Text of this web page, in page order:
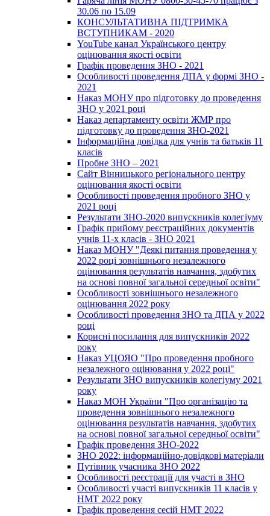
30.06 по 15.09
КОНСУЛЬТАТИВНА ПІДТРИМКА
ВСТУПНИКАМ - 2020
YouTube канал Українського центру
оцінювання якості освіти
Графік проведення ЗНО - 2021
Особливості проведення ДПА у формі ЗНО -
2021
Наказ МОНУ про підготовку до проведення
ЗНО у 2021 році
Наказ департаменту освіти ЖМР про
підготовку до проведення ЗНО-2021
Інформаційна довідка для учнів та батьків 11
класів
Пробне ЗНО – 2021
Сайт Вінницького регіонального центру
оцінювання якості освіти
Особливості проведення пробного ЗНО у
2021 році
Результати ЗНО-2020 випускників колегіуму
Графік прийому реєстраційних документів
учнів 11-х класів - ЗНО 2021
Наказ МОНУ "Деякі питання проведення у
2022 році зовнішнього незалежного
оцінювання результатів навчання, здобутих
на основі повної загальної середньої освіти"
Особливості зовнішнього незалежного
оцінювання 2022 року
Особливості проведення ЗНО та ДПА у 2022
році
Корисні посилання для випускників 2022
року
Наказ УЦОЯО "Про проведення пробного
незалежного оцінювання у 2022 році"
Результати ЗНО випускників колегіуму 2021
року
Наказ МОН України "Про організацію та
проведення зовнішнього незалежного
оцінювання результатів навчання, здобутих
на основі повної загальної середньої освіти"
Графік проведення ЗНО-2022
ЗНО 2022: інформаційно-довідкові матеріали
Путівник учасника ЗНО 2022
Особливості реєстрації для участі в ЗНО
Особливості участі випускників 11 класів у
НМТ 2022 року
Графік проведення сесій НМТ 2022